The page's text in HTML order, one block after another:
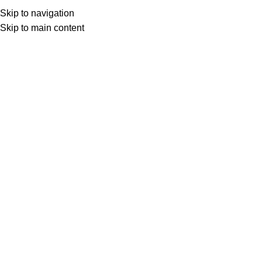
Skip to navigation
Skip to main content